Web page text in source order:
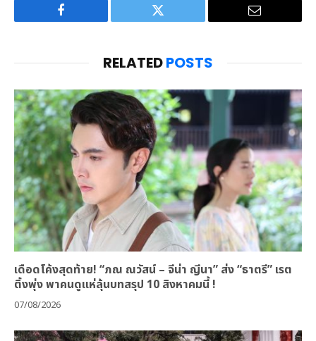
Facebook Twitter Email
RELATEDPOSTS
เดือดโค้งสุดท้าย! “ภณ ณวัสน์ – จีน่า ญีนา” ส่ง “ธาตรี” เรต
ติ้งพุ่ง พาคนดูแห่ลุ้นบทสรุป 10 สิงหาคมนี้ !
07/08/2026